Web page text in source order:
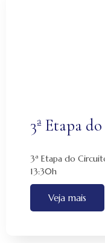
3ª Etapa
3ª Etapa do
13:30h
Veja mais